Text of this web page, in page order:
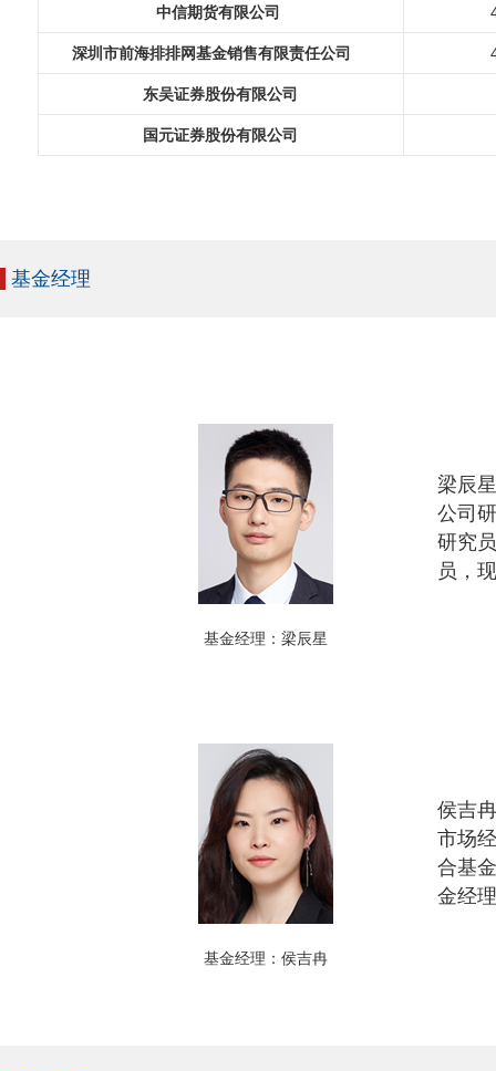
中信期货有限公司
深圳市前海排排网基金销售有限责任公司
东吴证券股份有限公司
国元证券股份有限公司
基金经理
基金经理：梁辰星
基金经理：侯吉冉
梁辰
公司
研究
员，
侯吉
市场
合基
金经